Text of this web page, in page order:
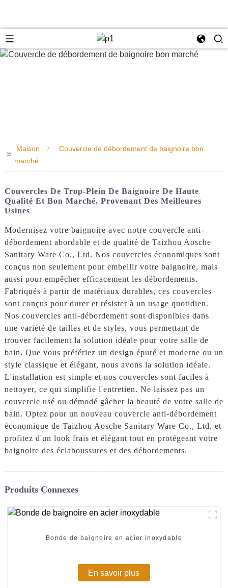
>>
Maison
Couvercle de débordement de baignoire bon
marché
Couvercles De Trop-Plein De Baignoire De Haute
Qualité Et Bon Marché, Provenant Des Meilleures
Usines
Modernisez votre baignoire avec notre couvercle anti-
débordement abordable et de qualité de Taizhou Aosche
Sanitary Ware Co., Ltd. Nos couvercles économiques sont
conçus non seulement pour embellir votre baignoire, mais
aussi pour empêcher efficacement les débordements.
Fabriqués à partir de matériaux durables, ces couvercles
sont conçus pour durer et résister à un usage quotidien.
Nos couvercles anti-débordement sont disponibles dans
une variété de tailles et de styles, vous permettant de
trouver facilement la solution idéale pour votre salle de
bain. Que vous préfériez un design épuré et moderne ou un
style classique et élégant, nous avons la solution idéale.
L'installation est simple et nos couvercles sont faciles à
nettoyer, ce qui simplifie l'entretien. Ne laissez pas un
couvercle usé ou démodé gâcher la beauté de votre salle de
bain. Optez pour un nouveau couvercle anti-débordement
économique de Taizhou Aosche Sanitary Ware Co., Ltd. et
profitez d'un look frais et élégant tout en protégeant votre
baignoire des éclaboussures et des débordements.
Produits Connexes
Bonde de baignoire en acier inoxydable
En savoir plus